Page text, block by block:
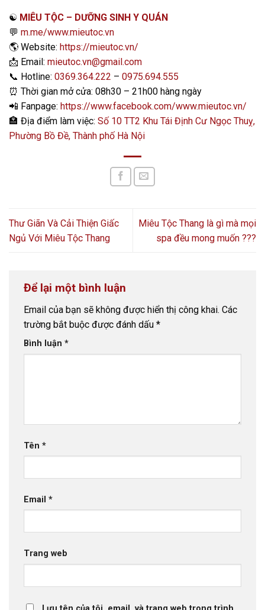
☯️ MIÊU TỘC – DƯỠNG SINH Y QUÁN
💬 m.me/www.mieutoc.vn
🌎 Website: https://mieutoc.vn/
📩 Email: mieutoc.vn@gmail.com
📞 Hotline: 0369.364.222 – 0975.694.555
⏰ Thời gian mở cửa: 08h30 – 21h00 hàng ngày
📲 Fanpage: https://www.facebook.com/www.mieutoc.vn/
🏣 Địa điểm làm việc: Số 10 TT2 Khu Tái Định Cư Ngọc Thuỵ,
Phường Bồ Đề, Thành phố Hà Nội
Thư Giãn Và Cải Thiện Giấc
Ngủ Với Miêu Tộc Thang
Miêu Tộc Thang là gì mà mọi
spa đều mong muốn ???
Để lại một bình luận
Email của bạn sẽ không được hiển thị công khai. Các
trường bắt buộc được đánh dấu *
Bình luận *
Tên *
Email *
Trang web